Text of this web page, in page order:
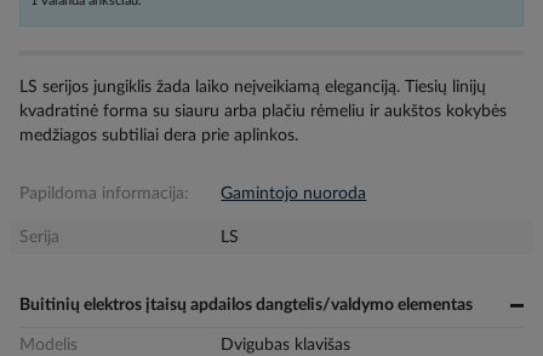
LS serijos jungiklis žada laiko neįveikiamą eleganciją. Tiesių linijų
kvadratinė forma su siauru arba plačiu rėmeliu ir aukštos kokybės
medžiagos subtiliai dera prie aplinkos.
Papildoma informacija: Gamintojo nuoroda
Serija LS
Buitinių elektros įtaisų apdailos dangtelis/valdymo elementas
Modelis
Dvigubas klavišas